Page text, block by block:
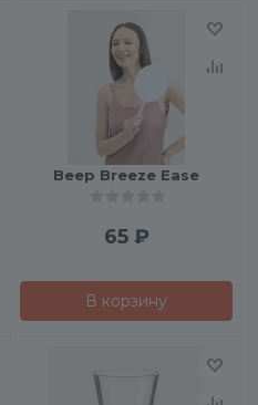
Веер Breeze Ease
65₽
В корзину